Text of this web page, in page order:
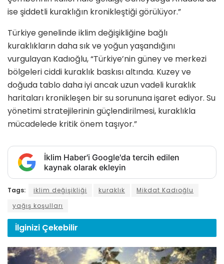
ise şiddetli kuraklığın kronikleştiği görülüyor.”
Türkiye genelinde iklim değişikliğine bağlı
kuraklıkların daha sık ve yoğun yaşandığını
vurgulayan Kadıoğlu, “Türkiye’nin güney ve merkezi
bölgeleri ciddi kuraklık baskısı altında. Kuzey ve
doğuda tablo daha iyi ancak uzun vadeli kuraklık
haritaları kronikleşen bir su sorununa işaret ediyor. Su
yönetimi stratejilerinin güçlendirilmesi, kuraklıkla
mücadelede kritik önem taşıyor.”
İklim Haber'i Google'da tercih edilen
kaynak olarak ekleyin
Tags: iklim değişikliği kuraklık
Mikdat Kadıoğlu
yağış koşulları
İlginizi Çekebilir